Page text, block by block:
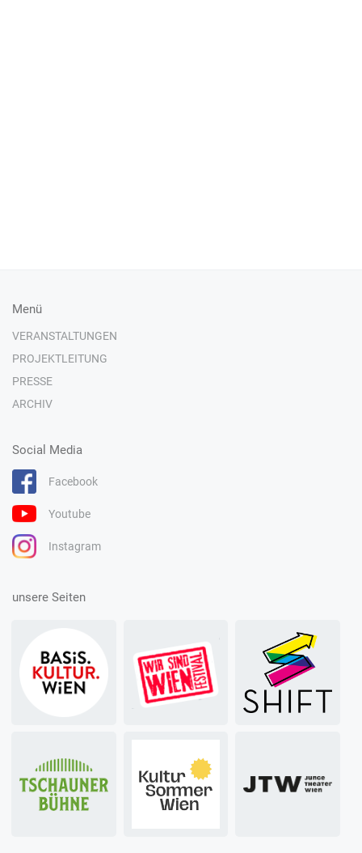
Menü
VERANSTALTUNGEN
PROJEKTLEITUNG
PRESSE
ARCHIV
Social Media
Facebook
Youtube
Instagram
unsere Seiten